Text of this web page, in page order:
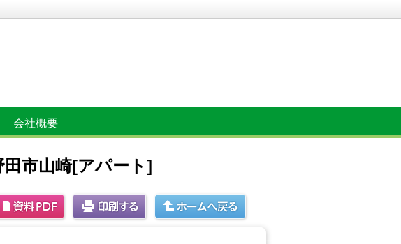
会社概要
田市山崎[アパート]